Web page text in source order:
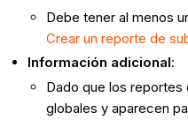
Debe tener al menos
Crear un reporte de
Información adicional:
Dado que los reportes
globales y aparecen